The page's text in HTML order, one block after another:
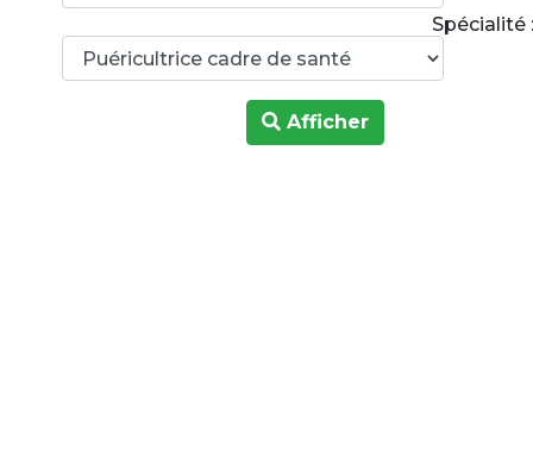
Spécialité
Afficher